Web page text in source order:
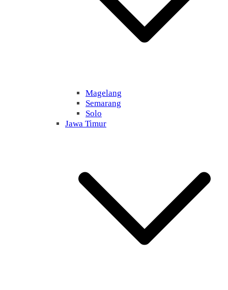
Magelang
Semarang
Solo
Jawa Timur